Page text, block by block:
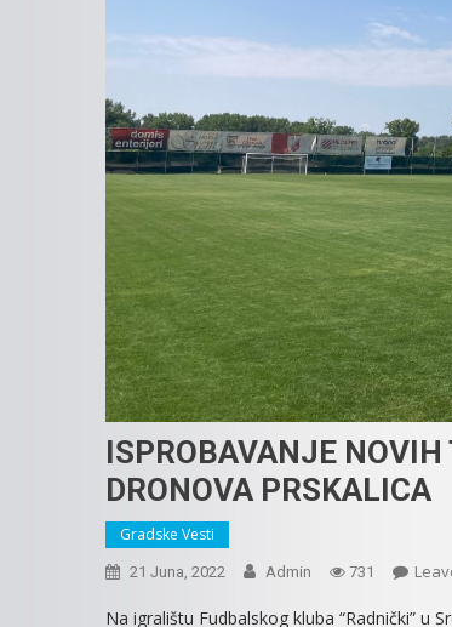
ISPROBAVANJE
DRONOVA PRSKALICA
Gradske Vesti
21 Juna, 2022 Admin 731
Na igralištu Fudbalskog kluba “Radnički”